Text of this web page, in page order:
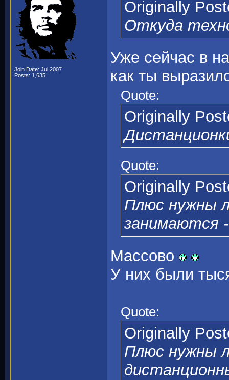
Join Date: Jul 2007
Posts: 1,635
Originally
Откуда
Уже сейчас в
как ты
Quote:
Originally
Quote:
Originally
Плюс нужны
занимаются
Массово
У них были
Quote:
Originally
Плюс нужны